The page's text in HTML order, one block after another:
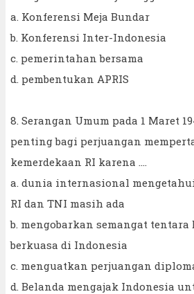
a. Konferensi Meja Bundar
b. Konferensi Inter-Indonesia
c. pemerintahan bersama
d. pembentukan APRIS
8. Serangan Umum pada 1 Maret
penting bagi perjuangan
kemerdekaan RI karena ....
a. dunia internasional
RI dan TNI masih ada
b. mengobarkan semangat
berkuasa di Indonesia
c. menguatkan perjuangan
d. Belanda mengajak Indonesia